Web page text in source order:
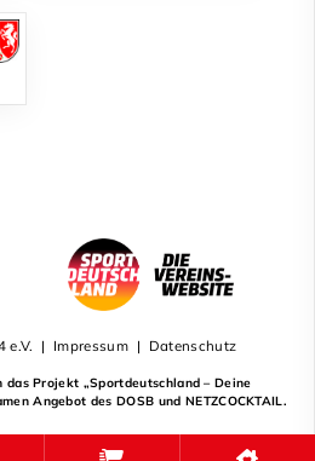
e.V. | Impressum | Datenschutz
das Projekt „Sportdeutschland – Deine
Angebot des DOSB und NETZCOCKTAIL.